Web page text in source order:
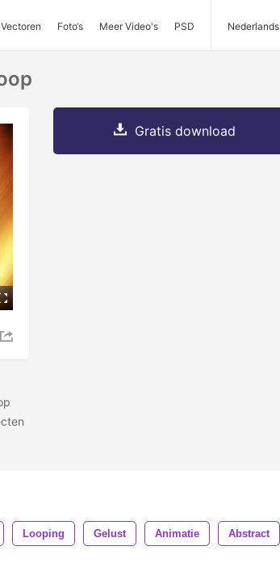
Vectoren Foto‘s Meer Video's PSD Nederlands
Gratis download
Looping Gelust Animatie Abstract